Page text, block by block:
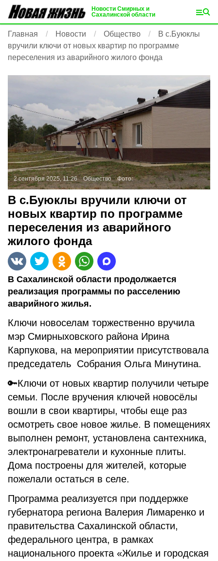
Новости Смирных и
Сахалинской области
Главная Новости Общество
В с.Буюклы
вручили ключи от новых квартир по программе
переселения из аварийного жилого фонда
2 сентября 2025, 11:26 Общество Фото:
В с.Буюклы вручили ключи от
новых квартир по программе
переселения из аварийного
жилого фонда
В Сахалинской области продолжается
реализация программы по расселению
аварийного жилья.
Ключи новоселам торжественно вручила
мэр Смирныховского района Ирина
Карпукова, на мероприятии присутствовала
председатель Собрания Ольга Минутина.
🔑Ключи от новых квартир получили четыре
семьи. После вручения ключей новосёлы
вошли в свои квартиры, чтобы еще раз
осмотреть свое новое жилье. В помещениях
выполнен ремонт, установлена сантехника,
электронагреватели и кухонные плиты.
Дома построены для жителей, которые
пожелали остаться в селе.
Программа реализуется при поддержке
губернатора региона Валерия Лимаренко и
правительства Сахалинской области,
федерального центра, в рамках
национального проекта «Жилье и городская